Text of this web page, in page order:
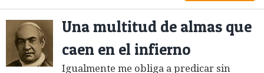
Una multitud de almas que
caen en el infierno
Igualmente me obliga a predicar sin